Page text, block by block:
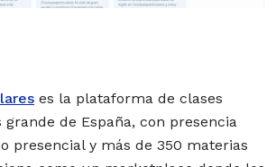
es la plataforma de clases
de España, con presencia
presencial y más de 350 materias